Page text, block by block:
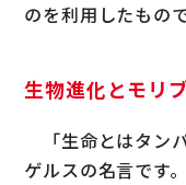
のを利用したもので
生物進化とモリ
「生命とはタン
ゲルスの名言です